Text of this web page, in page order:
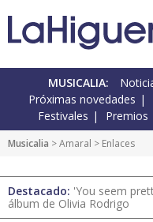
MUSICALIA:
Próximas novedades
Festivales
Premios
Musicalia >Amaral > Enlaces
Destacado: 'You seem
álbum de Olivia Rodrigo